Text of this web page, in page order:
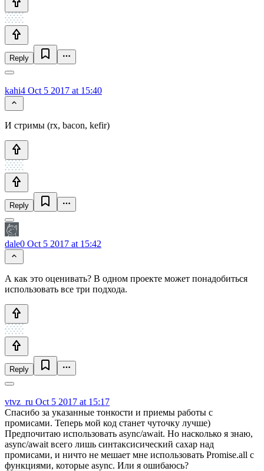
Reply
kahi4 Oct 5 2017 at 15:40
И стримы (rx, bacon, kefir)
Reply
dale0 Oct 5 2017 at 15:42
А как это оценивать? В одном проекте может понадобиться
использовать все три подхода.
Reply
vtvz_ru Oct 5 2017 at 15:17
Спасибо за указанные тонкости и приемы работы с
промисами. Теперь мой код станет чуточку лучше)
Предпочитаю использовать async/await. Но насколько я знаю,
async/await всего лишь синтаксисический сахар над
промисами, и ничто не мешает мне использовать Promise.all с
функциями, которые async. Или я ошибаюсь?